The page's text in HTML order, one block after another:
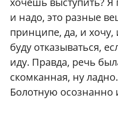
и надо, это разные
принципе, да, и хочу,
буду отказываться,
иду. Правда, речь
скомканная, ну
Болотную осознанно